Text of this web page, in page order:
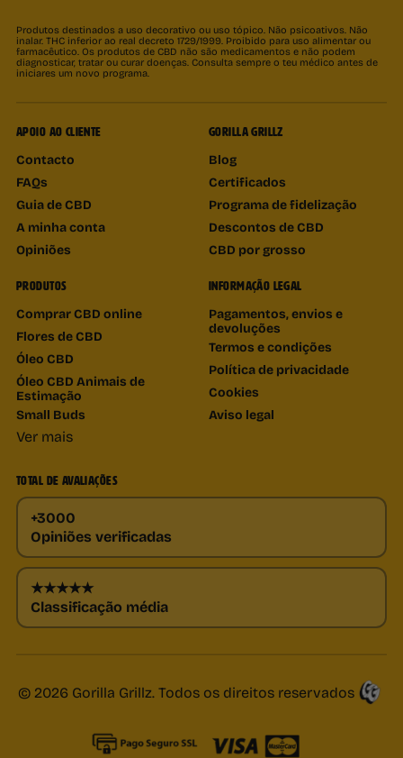
Produtos destinados a uso decorativo ou uso tópico. Não psicoativos. Não
inalar. THC inferior ao real decreto 1729/1999. Proibido para uso alimentar ou
farmacêutico. Os produtos de CBD não são medicamentos e não podem
diagnosticar, tratar ou curar doenças. Consulta sempre o teu médico antes de
iniciares um novo programa.
APOIO AO CLIENTE
Contacto
FAQs
Guia de CBD
A minha conta
Opiniões
GORILLA GRILLZ
Blog
Certificados
Programa de fidelização
Descontos de CBD
CBD por grosso
PRODUTOS
Comprar CBD online
Flores de CBD
Óleo CBD
Óleo CBD Animais de
Estimação
Small Buds
Ver mais
INFORMAÇÃO LEGAL
Pagamentos, envios e
devoluções
Termos e condições
Política de privacidade
Cookies
Aviso legal
TOTAL DE AVALIAÇÕES
+3000
Opiniões verificadas
★★★★★
Classificação média
© 2026 Gorilla Grillz. Todos os direitos reservados